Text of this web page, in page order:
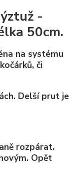
-
50cm.
na systému
či
Delší prut je
rozpárat.
Opět